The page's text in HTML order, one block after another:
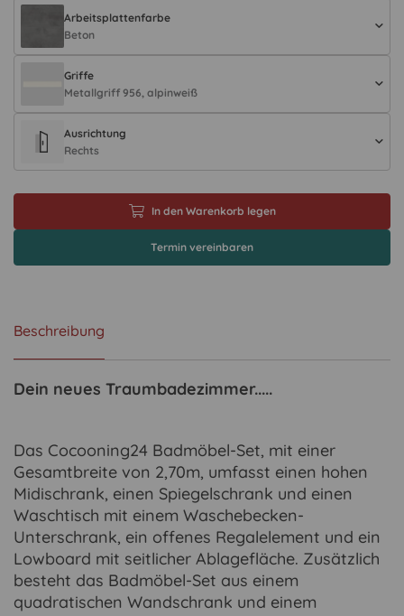
Arbeitsplattenfarbe
Beton
Griffe
Metallgriff 956, alpinweiß
Ausrichtung
Rechts
In den Warenkorb legen
Termin vereinbaren
Beschreibung
Dein neues Traumbadezimmer.....
Das Cocooning24 Badmöbel-Set, mit einer
Gesamtbreite von 2,70m, umfasst einen hohen
Midischrank, einen Spiegelschrank und einen
Waschtisch mit einem Waschebecken-
Unterschrank, ein offenes Regalelement und ein
Lowboard mit seitlicher Ablagefläche. Zusätzlich
besteht das Badmöbel-Set aus einem
quadratischen Wandschrank und einem